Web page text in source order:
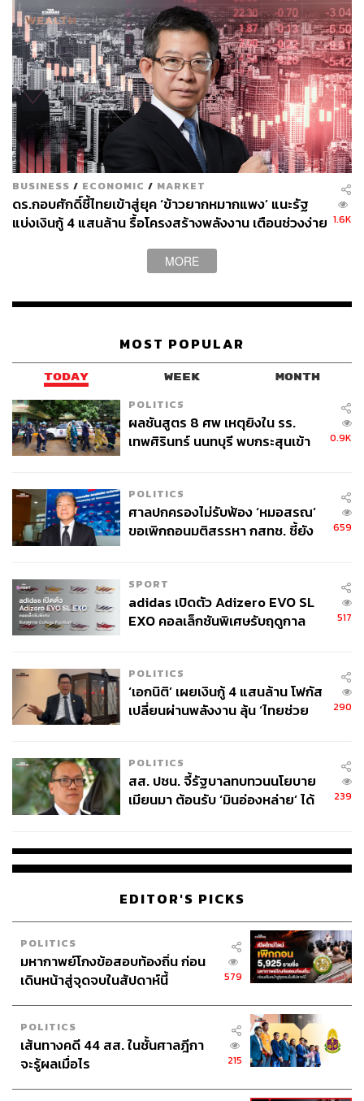
“ฝ่ายวิจัยได้ทราบเรื่องจากลูกค้านักลงทุนที่ติดตามเป็นประจำ
หลังจากทราบเรื่องถูกแอบอ้างชื่อแล้วก็ได้แจ้งช่องทาง
สื่อสารอย่างเป็นทางการของเราให้นักลงทุนทราบผ่านทาง
Telegram ทันที ส่วนทางบริษัท EA ไม่ได้มีการติดต่อมาที่
หยวนต้า เชื่อว่าทาง EA ก็น่าจะทราบว่าข้อความนั้นเป็นเท็จ
และชื่อหยวนต้าถูกแอบอ้างนำไปใช้ ขณะนี้ทางหยวนต้าอยู่
ระหว่างสืบหาผู้กระทำผิดเพื่อให้ได้รับโทษตามกฎหมาย” ภา
ดลกล่าว
เขากล่าวเพิ่มว่า กรณีราคาหุ้น EA เมื่อวันที่ 5 เมษายนที่ผ่าน
มาที่ปรับลดลงอย่างหนักนั้น นอกเหนือจากสาเหตุเรื่องกระแส
ข่าวอันเป็นเท็จแล้ว ยังมีปัจจัยเรื่องวันหยุดระหว่างสัปดาห์ ที่
อาจะทำให้นักลงทุนขายทำกำไรและลดความเสี่ยง รวมถึง
แรงขายทำกำไรจากช่วงราคาขาลงในตลาด DW และ
ช่องทางติดตาม
THE STANDARD WEALTH
Twitter:twitter.com/standard_wealth
Instagram:instagram.com/thestandardwealth
Official Lineคลิกhttps://lin.ee/xfPbXUP
สามารถติดตาม THE STANDARD WEALTH
ผ่านแอปพลิเคชันต่างๆ ที่คุณสะดวกหรือใช้งานอยู่แล้วได้เลย
TAGS: บริษัท พลังงานบริสุทธิ์ จำกัด (มหาชน)
บมจ.เน็กซ์ พอยท์ (NEX)
98
ศนิชา ละครพล
BUSINESS / ECONOMIC / MARKET
ดร.กอบศักดิ์ชี้ไทยเข้าสู่ยุค ‘ข้าวยากหมากแพง’ แนะรัฐ
แบ่งเงินกู้ 4 แสนล้าน รื้อโครงสร้างพลังงาน เตือนช่วงง่าย 1.6K
MORE
MOST POPULAR
TODAY WEEK MONTH
POLITICS
ผลชันสูตร 8 ศพ เหตุยิงใน รร.
เทพศิรินทร์ นนทบุรี พบกระสุนเข้า
0.9K
POLITICS
ศาลปกครองไม่รับฟ้อง ‘หมอสรณ’
ขอเพิกถอนมติสรรหา กสทช. ชี้ยัง
659
SPORT
adidas เปิดตัว Adizero EVO SL
EXO คอลเล็กชันพิเศษรับฤดูกาล
517
POLITICS
‘เอกนิติ’ เผยเงินกู้ 4 แสนล้าน โฟกัส
เปลี่ยนผ่านพลังงาน ลุ้น ‘ไทยช่วย
290
POLITICS
สส. ปชน. จี้รัฐบาลทบทวนนโยบาย
เมียนมา ต้อนรับ ‘มินอ่องหล่าย’ ได้
239
EDITOR'S PICKS
POLITICS
มหากาพย์โกงข้อสอบท้องถิ่น ก่อน
เดินหน้าสู่จุดจบในสัปดาห์นี้
579
POLITICS
เส้นทางคดี 44 สส. ในชั้นศาลฎีกา
จะรู้ผลเมื่อไร
215